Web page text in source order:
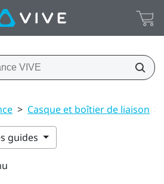
> Casque et boîtier de liaison >
guides